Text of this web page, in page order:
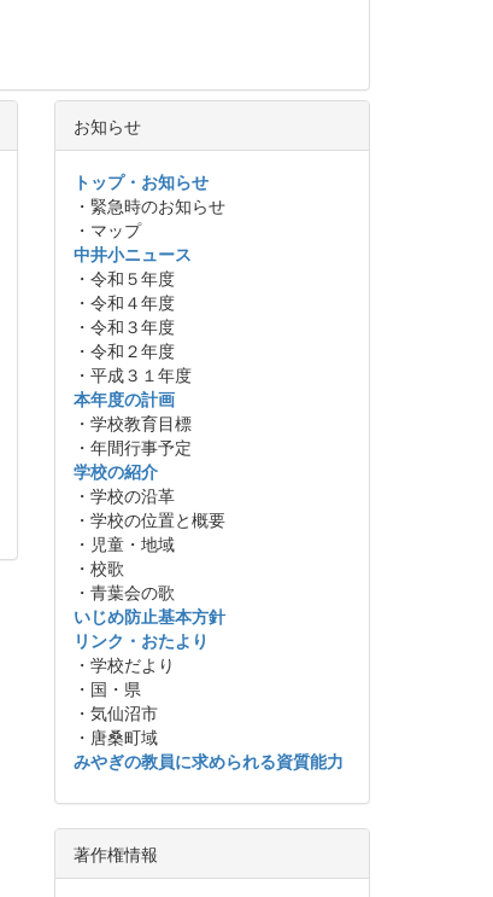
お知らせ
トップ・お知らせ
・緊急時のお知らせ
・マップ
中井小ニュース
・令和５年度
・令和４年度
・令和３年度
・令和２年度
・平成３１年度
本年度の計画
・学校教育目標
・年間行事予定
学校の紹介
・学校の沿革
・学校の位置と概要
・児童・地域
・校歌
・青葉会の歌
いじめ防止基本方針
リンク・おたより
・学校だより
・国・県
・気仙沼市
・唐桑町域
みやぎの教員に求められる資質能力
著作権情報